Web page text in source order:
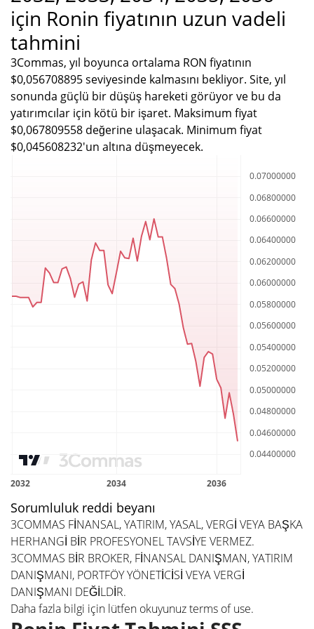
için Ronin fiyatının uzun vadeli
tahmini
3Commas, yıl boyunca ortalama RON fiyatının
$0,056708895 seviyesinde kalmasını bekliyor. Site, yıl
sonunda güçlü bir düşüş hareketi görüyor ve bu da
yatırımcılar için kötü bir işaret. Maksimum fiyat
$0,067809558 değerine ulaşacak. Minimum fiyat
$0,045608232'un altına düşmeyecek.
Sorumluluk reddi beyanı
3COMMAS FİNANSAL, YATIRIM, YASAL, VERGİ VEYA BAŞKA
HERHANGİ BİR PROFESYONEL TAVSİYE VERMEZ.
3COMMAS BİR BROKER, FİNANSAL DANIŞMAN, YATIRIM
DANIŞMANI, PORTFÖY YÖNETİCİSİ VEYA VERGİ
DANIŞMANI DEĞİLDİR.
Daha fazla bilgi için lütfen okuyunuzterms of use.